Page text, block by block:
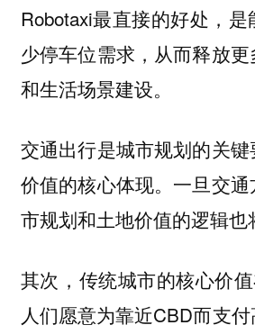
Robotaxi最直接的好处，
少停车位需求，从而释放
和生活场景建设。
交通出行是城市规划的关
价值的核心体现。一旦交
市规划和土地价值的逻辑也
其次，传统城市的核心价值
人们愿意为靠近CBD而支付